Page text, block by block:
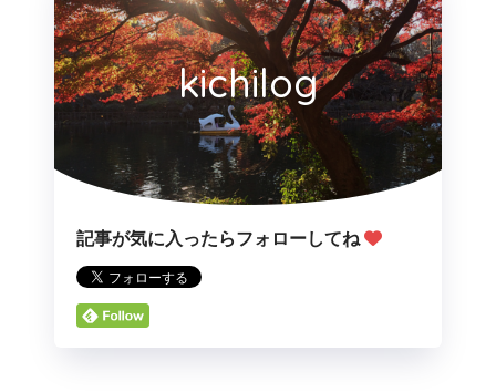
kichilog
記事が気に入ったらフォローしてね